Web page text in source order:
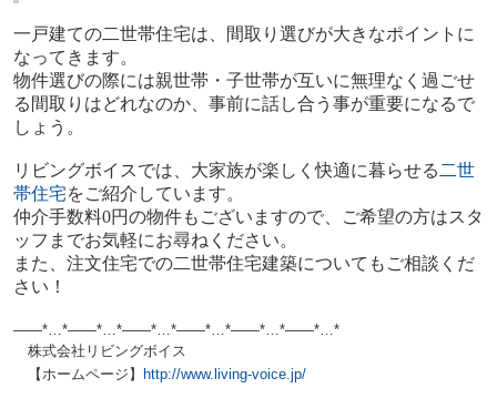
一戸建ての二世帯住宅は、間取り選びが大きなポイントに
なってきます。
物件選びの際には親世帯・子世帯が互いに無理なく過ごせ
る間取りはどれなのか、事前に話し合う事が重要になるで
しょう。
リビングボイスでは、大家族が楽しく快適に暮らせる 二世
帯住宅をご紹介しています。
仲介手数料0円の物件もございますので、ご希望の方はスタ
ッフまでお気軽にお尋ねください。
また、注文住宅での二世帯住宅建築についてもご相談くだ
さい！
——*…*——*…*——*…*——*…*——*…*——*…*
株式会社リビングボイス
【ホームページ】
http://www.living-voice.jp/